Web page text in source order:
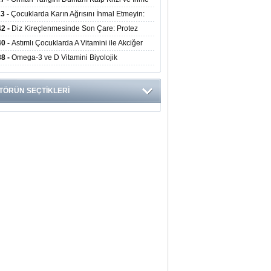
Artırıyor
- Çocuklarda Karın Ağrısını İhmal Etmeyin:
Habercisi Olabilir
- Diz Kireçlenmesinde Son Çare: Protez
İle Yaşam Kalitesi Artıyor
- Astımlı Çocuklarda A Vitamini ile Akciğer
Arasında Bağlantı Bulundu
- Omega-3 ve D Vitamini Biyolojik
Yavaşlatabilir
SEÇTİKLERİ